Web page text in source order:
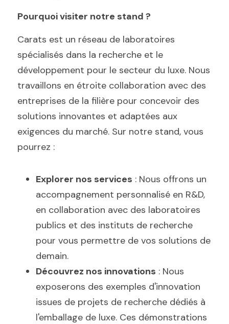
Pourquoi visiter notre stand ?
Carats est un réseau de laboratoires
spécialisés dans la recherche et le
développement pour le secteur du luxe. Nous
travaillons en étroite collaboration avec des
entreprises de la filière pour concevoir des
solutions innovantes et adaptées aux
exigences du marché. Sur notre stand, vous
pourrez :
Explorer nos services : Nous offrons un
accompagnement personnalisé en R&D,
en collaboration avec des laboratoires
publics et des instituts de recherche
pour vous permettre de vos solutions de
demain.
Découvrez nos innovations : Nous
exposerons des exemples d'innovation
issues de projets de recherche dédiés à
l'emballage de luxe. Ces démonstrations